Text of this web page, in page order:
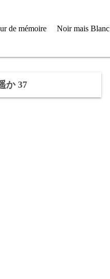
de mémoire Noir mais Blanc
か 37